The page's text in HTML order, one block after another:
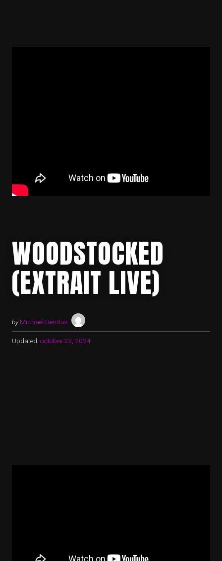
WOODSTOCKED
(EXTRAIT LIVE)
by Michael Derotus
Updated: octobre 22, 2024